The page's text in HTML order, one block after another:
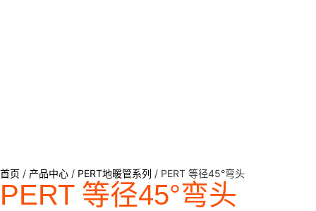
首页 / 产品中心 / PERT地暖管系列 / PERT 等径45°弯头
PERT 等径45°弯头